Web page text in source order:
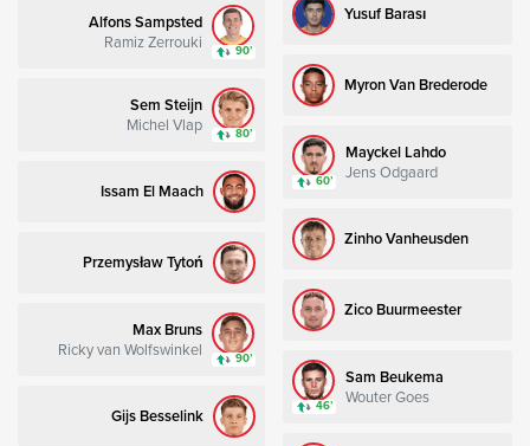
Alfons Sampsted
Ramiz Zerrouki 90’
Sem Steijn
Michel Vlap 80’
Issam El Maach
Przemysław Tytoń
Max Bruns
Ricky van Wolfswinkel 90’
Gijs Besselink
Yusuf Barası
Myron Van Brederode
Mayckel Lahdo
Jens Odgaard
60’
Zinho Vanheusden
Zico Buurmeester
Sam Beukema
Wouter Goes
46’